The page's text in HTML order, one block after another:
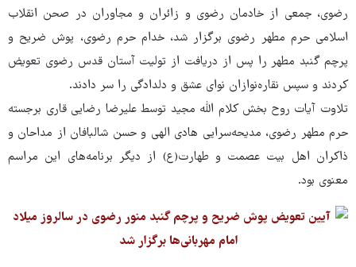
رضوی، جمعی از خادمان رضوی و زائران و مجاوران در صحن انقلاب
اسلامی حرم مطهر رضوی برگزار شد، خدام حرم رضوی، پوش ضریح و
پرچم گنبد مطهر را پس از دریافت از تولیت آستان قدس رضوی تعویض
کردند و سپس نقاره‌نوازان نوای عشق و دلدادگی را سر دادند.
تلاوت آیات روح بخش کلام الله مجید توسط علیرضا رضایی قاری برجسته
حرم مطهر رضوی، مدیحه‌سرایی هادی الهی و حسن شالبافان از مداحان و
ذاکران اهل بیت عصمت و طهارت(ع) از دیگر برنامه‌های این مراسم
معنوی بود.